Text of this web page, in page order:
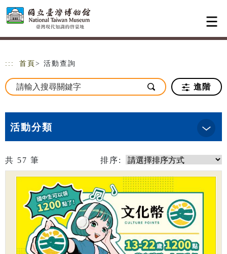
跳到主要內容
網站導覽
::: 首頁 > 活動查詢
進階
活動分類
共 57 筆 排序: